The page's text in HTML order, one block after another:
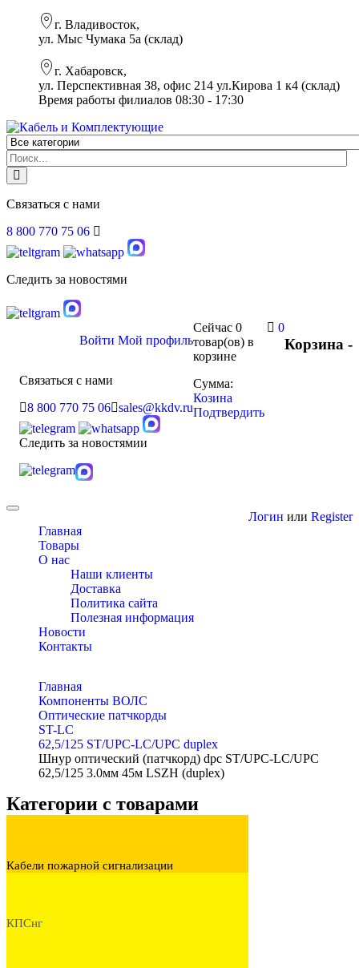
г. Владивосток,
ул. Мыс Чумака 5а (склад)
г. Хабаровск,
ул. Перспективная 38, офис 214 ул.Кирова 1 к4 (склад)
Время работы филиалов 08:30 - 17:30
Связаться с нами
8 800 770 75 06
Следить за новостями
Корзина -
0
Сейчас 0
товар(ов) в
корзине
Сумма:
Козина
Подтвердить
Войти Мой профиль
Связаться с нами
8 800 770 75 06 sales@kkdv.ru
Следить за новостямии
Toggle
navigationГлавная
Товары
О нас
Наши клиенты
Доставка
Политика сайта
Полезная информация
Новости
Контакты
Логин или Register
Главная
Компоненты ВОЛС
Оптические патчкорды
ST-LC
62,5/125 ST/UPC-LC/UPC duplex
Шнур оптический (патчкорд) dpc ST/UPC-LC/UPC
62,5/125 3.0мм 45м LSZH (duplex)
Категории с товарами
Кабели пожарной сигнализации
КПСнг